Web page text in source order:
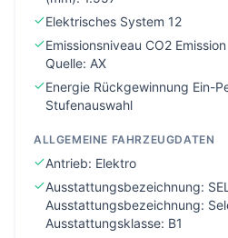
Elektrisches System 12
Emissionsniveau CO2
Quelle: AX
Energie Rückgewinnung Ein-
Stufenauswahl
ALLGEMEINE FAHRZEUGDATEN
Antrieb: Elektro
Ausstattungsbezeichnung:
Ausstattungsbezeichnung:
Ausstattungsklasse: B1